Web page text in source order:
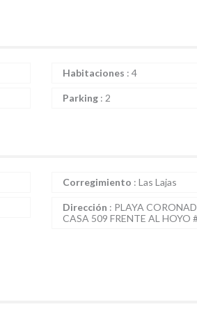
Habitaciones : 4
Parking : 2
Corregimiento : Las Lajas
Dirección : PLAYA
CASA 509 FRENTE AL HOYO